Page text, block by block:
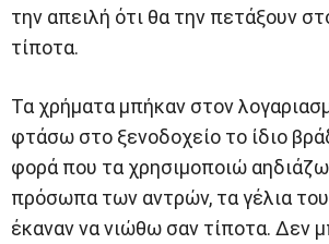
την απειλή ότι θα την πετάξουν
τίποτα.
Τα χρήματα μπήκαν στον
φτάσω στο ξενοδοχείο το ίδιο
φορά που τα χρησιμοποιώ
πρόσωπα των αντρών, τα γέλια
έκαναν να νιώθω σαν τίποτα. Δεν